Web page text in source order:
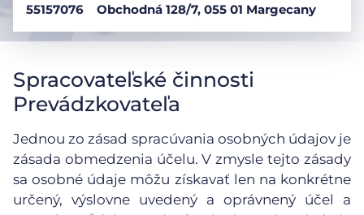
55157076
Obchodná 128/7, 055 01 Margecany
Spracovateľské činnosti
Prevádzkovateľa
Jednou zo zásad spracúvania osobných údajov je
zásada obmedzenia účelu. V zmysle tejto zásady
sa osobné údaje môžu získavať len na konkrétne
určený, výslovne uvedený a oprávnený účel a